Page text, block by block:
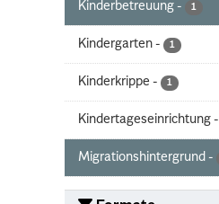
Kinderbetreuung - 1
Kindergarten - 1
Kinderkrippe - 1
Kindertageseinrichtung -
Migrationshintergrund -